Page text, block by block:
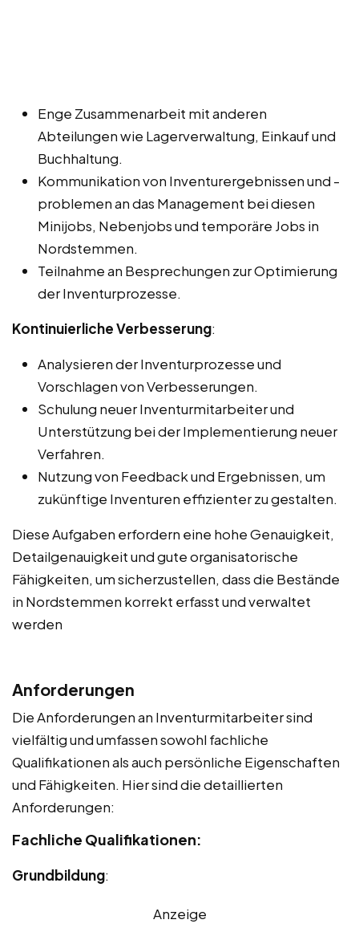
Enge Zusammenarbeit mit anderen
Abteilungen wie Lagerverwaltung, Einkauf und
Buchhaltung.
Kommunikation von Inventurergebnissen und -
problemen an das Management bei diesen
Minijobs, Nebenjobs und temporäre Jobs in
Nordstemmen.
Teilnahme an Besprechungen zur Optimierung
der Inventurprozesse.
Kontinuierliche Verbesserung:
Analysieren der Inventurprozesse und
Vorschlagen von Verbesserungen.
Schulung neuer Inventurmitarbeiter und
Unterstützung bei der Implementierung neuer
Verfahren.
Nutzung von Feedback und Ergebnissen, um
zukünftige Inventuren effizienter zu gestalten.
Diese Aufgaben erfordern eine hohe Genauigkeit,
Detailgenauigkeit und gute organisatorische
Fähigkeiten, um sicherzustellen, dass die Bestände
in Nordstemmen korrekt erfasst und verwaltet
werden
Anforderungen
Die Anforderungen an Inventurmitarbeiter sind
vielfältig und umfassen sowohl fachliche
Qualifikationen als auch persönliche Eigenschaften
und Fähigkeiten. Hier sind die detaillierten
Anforderungen:
Fachliche Qualifikationen:
Grundbildung:
Anzeige